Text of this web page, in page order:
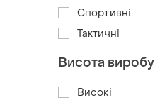
Спортивні
Тактичні
Висота виробу
Високі